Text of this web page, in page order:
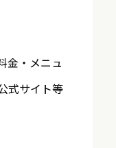
金・メニュ
式サイト等